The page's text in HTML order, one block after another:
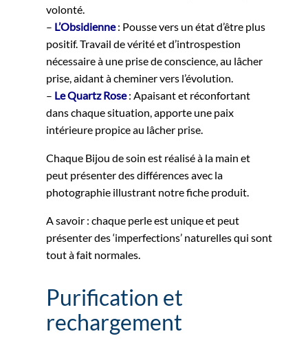
volonté.
– L’Obsidienne: Pousse vers un état d’être plus
positif. Travail de vérité et d’introspestion
nécessaire à une prise de conscience, au lâcher
prise, aidant à cheminer vers l’évolution.
– Le Quartz Rose: Apaisant et réconfortant
dans chaque situation, apporte une paix
intérieure propice au lâcher prise.
Chaque Bijou de soin est réalisé à la main et
peut présenter des différences avec la
photographie illustrant notre fiche produit.
A savoir : chaque perle est unique et peut
présenter des ‘imperfections’ naturelles qui sont
tout à fait normales.
Purification et
rechargement